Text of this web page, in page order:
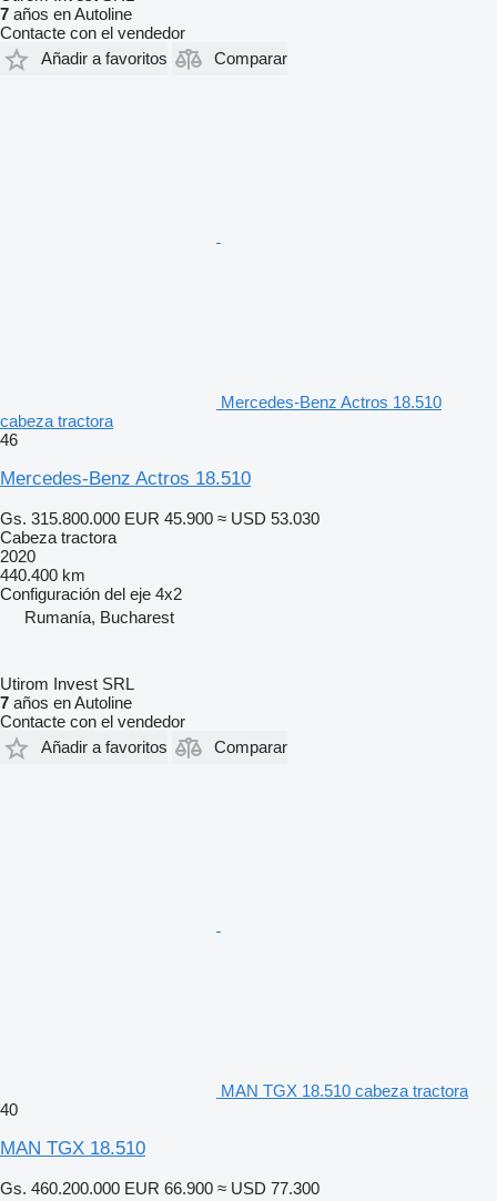
7 años en Autoline
Contacte con el vendedor
Añadir a favoritos
Comparar
Mercedes-Benz Actros 18.510
cabeza tractora
46
Mercedes-Benz Actros 18.510
Gs. 315.800.000 EUR 45.900 ≈ USD 53.030
Cabeza tractora
2020
440.400 km
Configuración del eje 4x2
Rumanía, Bucharest
Utirom Invest SRL
7 años en Autoline
Contacte con el vendedor
Añadir a favoritos
Comparar
MAN TGX 18.510 cabeza tractora
40
MAN TGX 18.510
Gs. 460.200.000 EUR 66.900 ≈ USD 77.300